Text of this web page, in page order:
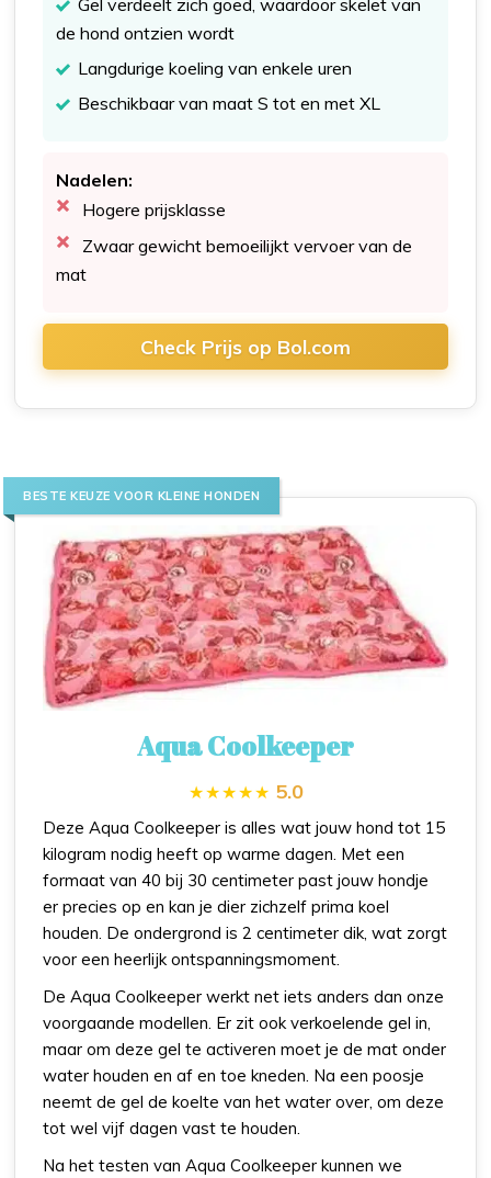
Gel verdeelt zich goed, waardoor skelet van
de hond ontzien wordt
Langdurige koeling van enkele uren
Beschikbaar van maat S tot en met XL
Nadelen:
Hogere prijsklasse
Zwaar gewicht bemoeilijkt vervoer van de
mat
Check Prijs op Bol.com
BESTE KEUZE VOOR KLEINE HONDEN
Aqua Coolkeeper
5.0
Deze Aqua Coolkeeper is alles wat jouw hond tot 15
kilogram nodig heeft op warme dagen. Met een
formaat van 40 bij 30 centimeter past jouw hondje
er precies op en kan je dier zichzelf prima koel
houden. De ondergrond is 2 centimeter dik, wat zorgt
voor een heerlijk ontspanningsmoment.
De Aqua Coolkeeper werkt net iets anders dan onze
voorgaande modellen. Er zit ook verkoelende gel in,
maar om deze gel te activeren moet je de mat onder
water houden en af en toe kneden. Na een poosje
neemt de gel de koelte van het water over, om deze
tot wel vijf dagen vast te houden.
Na het testen van Aqua Coolkeeper kunnen we